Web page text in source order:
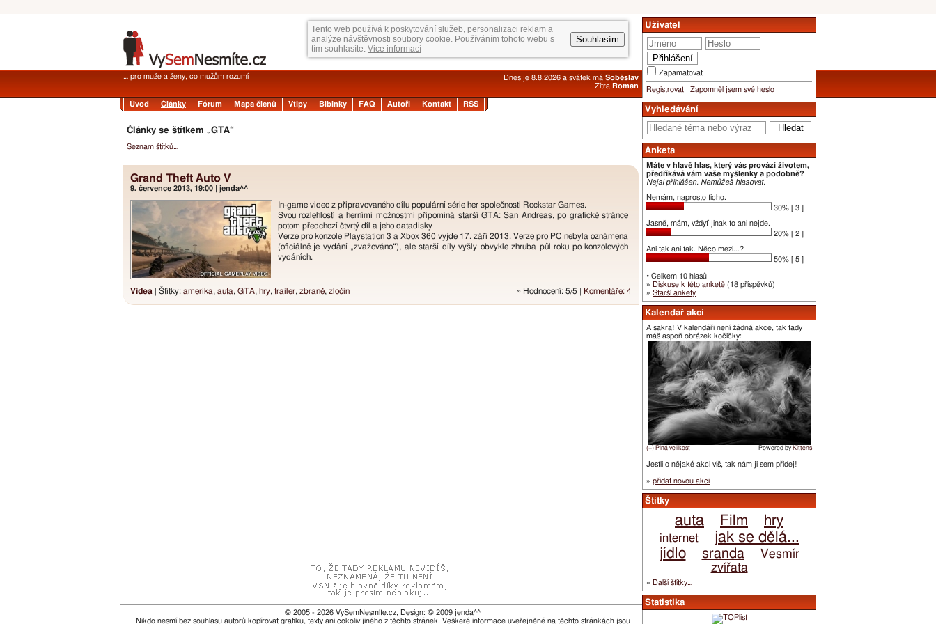
Tento web používá k poskytování služeb, personalizaci reklam a
analýze návštěvnosti soubory cookie. Používáním tohoto webu s
tím souhlasíte. Vice informací
Souhlasím
Uživatel
Zapamatovat
Registrovat Zapomněl jsem své heslo
Vyhledávání
Anketa
Máte v hlavě hlas, který vás provází životem,
předříkává vám vaše myšlenky a podobně?
Nejsi přihlášen. Nemůžeš hlasovat.
Nemám, naprosto ticho.
30% [ 3 ]
Jasně, mám, vždyť jinak to ani nejde.
20% [ 2 ]
Ani tak ani tak. Něco mezi...?
50% [ 5 ]
• Celkem 10 hlasů
» Diskuse k této anketě (18 příspěvků)
» Starší ankety
Kalendář akcí
A sakra! V kalendáři není žádná akce, tak tady
máš aspoň obrázek kočičky:
(+) Plná velikost Powered by Kittens
Jestli o nějaké akci víš, tak nám ji sem přidej!
» přidat novou akci
Štítky
auta Film hry
internet jak se dělá...
jídlo sranda
Vesmír
zvířata
» Další štítky…
Statistika
… pro muže a ženy, co mužům rozumí Dnes je 8.8.2026 a svátek má Soběslav
Zítra Roman
Úvod Články Fórum Mapa členů Vtipy Blbinky FAQ Autoři Kontakt RSS
Články se štítkem „GTA“
Seznam štítků…
Grand Theft Auto V
9. července 2013, 19:00 | jenda^^
In-game video z připravovaného dílu populární série her společnosti Rockstar Games.
Svou rozlehlostí a herními možnostmi připomíná starší GTA: San Andreas, po grafické stránce
potom předchozí čtvrtý díl a jeho datadisky
Verze pro konzole Playstation 3 a Xbox 360 vyjde 17. září 2013. Verze pro PC nebyla oznámena
(oficiálně je vydání „zvažováno“), ale starší díly vyšly obvykle zhruba půl roku po konzolových
vydáních.
Videa | Štítky: amerika, auta, GTA, hry, trailer, zbraně, zločin » Hodnocení: 5/5 | Komentáře: 4
© 2005 - 2026 VySemNesmíte.cz, Design: © 2009 jenda^^
Nikdo nesmí bez souhlasu autorů kopírovat grafiku, texty ani cokoliv jiného z těchto stránek. Veškeré informace uveřejněné na těchto stránkách jsou